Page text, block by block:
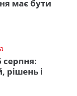
має бути
серпня:
рішень і